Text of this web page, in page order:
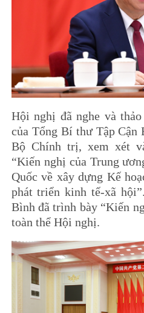
Hội nghị đã nghe và
của Tổng Bí thư Tập Cận
Bộ Chính trị, xem xét
“Kiến nghị của Trung
Quốc về xây dựng Kế
phát triển kinh tế-xã
Bình đã trình bày “Kiến
toàn thể Hội nghị.